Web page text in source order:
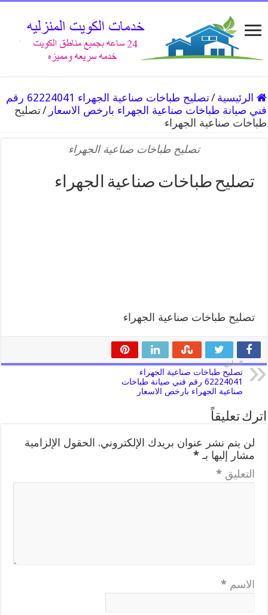
الرئيسية /
تصليح طباخات صناعية الجهراء 62224041 رقم
فني صيانة طباخات صناعية الجهراء بارخص الاسعار /تصليح
طباخات صناعية الجهراء
تصليح طباخات صناعية الجهراء
تصليح طباخات صناعية الجهراء
تصليح طباخات صناعية الجهراء
السابق
تصليح طباخات صناعية الجهراء
62224041 رقم فني صيانة طباخات
صناعية الجهراء بارخص الاسعار
اترك تعليقاً
لن يتم نشر عنوان بريدك الإلكتروني. الحقول الإلزامية
مشار إليها بـ*
التعليق *
الاسم *